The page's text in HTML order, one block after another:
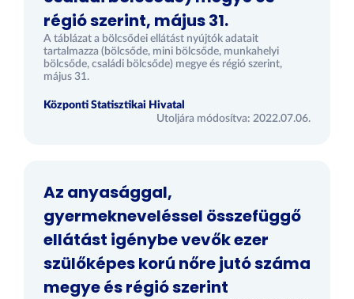
régió szerint, május 31.
A táblázat a bölcsődei ellátást nyújtók adatait
tartalmazza (bölcsőde, mini bölcsőde, munkahelyi
bölcsőde, családi bölcsőde) megye és régió szerint,
május 31.
Központi Statisztikai Hivatal
Utoljára módosítva: 2022.07.06.
Az anyasággal,
gyermekneveléssel összefüggő
ellátást igénybe vevők ezer
szülőképes korú nőre jutó száma
megye és régió szerint